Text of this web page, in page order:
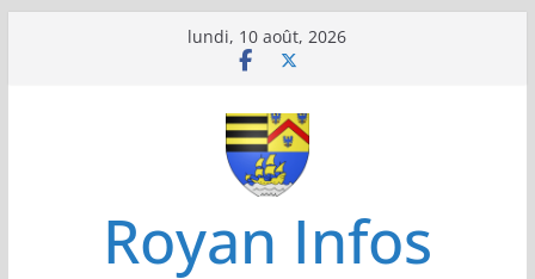
lundi, 10 août, 2026
Royan Infos